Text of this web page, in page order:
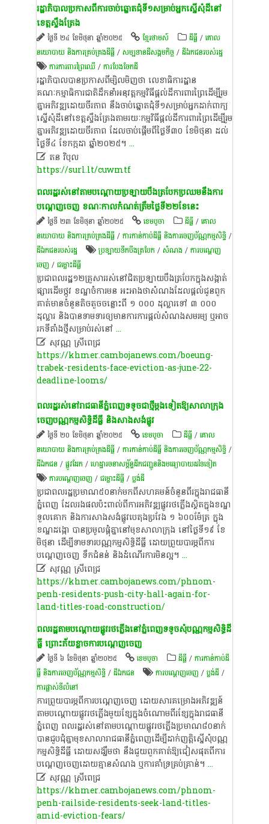
រដ្ឋាភិបាលប្រកាសពីការចាប់ឆ្នោតជុំទី១សម្រាប់អ្នកស្នើសុំដីនៅ
ខេត្តស្ទឹងត្រែង
ថ្ងៃទី ២៤ ខែមិថុនា ឆ្នាំ២០២៥ ខ្មែរថាមស៍ ដីធ្លី/គោល
នយោបាយ និង​ការគ្រប់គ្រង​ដីធ្លី/សម្បទានដីសង្គមកិច្ច/ដីឯកជនរបស់រដ្ឋ
ការការពារព្រៃឈើ/ការបែងចែកដី
រដ្ឋាភិបាលបានប្រកាសពីម្សិលមិញថា លេខាធិការដ្ឋាន
គណៈកម្មាធិការជាតិដឹកនាំអនុវត្តកម្មវិធីផ្ដល់ដីការពារព្រៃដើម្បីរួម
គ្នាអភិវឌ្ឍដោយចីរភាព នឹងចាប់ឆ្នោតជុំទី១សម្រាប់អ្នកដាក់ពាក្យ
ស្នើសុំដីនៅខេត្តស្ទឹងត្រែងតាមរយៈកម្មវិធីផ្ដល់ដីការពារព្រៃដើម្បីរួម
គ្នាអភិវឌ្ឍដោយចីរភាព ដែលចាប់ផ្ដើមពីថ្ងៃទី៣០ ខែមិថុនា ដល់
ថ្ងៃទី៤ ខែកក្កដា ឆ្នាំ២០២៥។ ...
តន វិបុល
https://surl.lt/cuwmtf
ពល​រដ្ឋរស់នៅ​តាមបណ្ដោយ​ប្រឡាយបឹង​ត្របែកប្រឈមនឹងការ
បណ្ដេញចេញ ខណៈកាលកំណត់ត្រឹមថ្ងៃទី២២ខែនេះ
ថ្ងៃទី ២៣ ខែមិថុនា ឆ្នាំ២០២៥ ខេ​ម​បូ​ចា ដីធ្លី/គោល
នយោបាយ និង​ការគ្រប់គ្រង​ដីធ្លី/ការកាន់កាប់​ដីធ្លី និង​ការចេញ​ប័ណ្ណកម្មសិទ្ធិ​/
ដីឯកជនរបស់រដ្ឋ
ប្រឡាយ​ទឹក​បឹង​ត្របែក​/សំណង /ការបណ្តេញ
ចេញ /ជម្លោះ​ដីធ្លី
ប្រជាពល​រដ្ឋ​១២​គ្រួសារ​រស់​នៅ​ជិត​ប្រឡាយ​បឹង​ត្របែក​ក្នុង​សង្កាត់​
ផ្សារ​ដើម​ថ្កូវ ខណ្ឌចំការមន អះអាងថា​សំណង​ដែល​ផ្ដល់ជូនពួក​
គាត់​មាន​ចំនួន​តិច​តួច​ចន្លោះពី ​១ ០០០​ ដុល្លារ​ទៅ ​៣ ០០០​
ដុល្លារ និង​បាន​ទាមទារ​ឲ្យ​មានការ​ការ​ផ្ដល់​សំណង​សមរម្យ ឬ​អាច​
រក​ទី​តាំង​ថ្មី​សម្រាប់​រស់​នៅ ...
សុវណ្ណ ស្រីពេជ្រ
https://khmer.cambojanews.com/boeung-
trabek-residents-face-eviction-as-june-22-
deadline-looms/
ពលរដ្ឋ​រស់នៅរាជធានី​ភ្នំពេញទទូចជាថ្មីម្ដងទៀត​ឱ្យសាលាក្រុង​
ចេញ​បណ្ណកម្មសិទ្ធិ​ដីធ្លី និង​សាងសង់​ផ្លូវ
ថ្ងៃទី ២០ ខែមិថុនា ឆ្នាំ២០២៥ ខេ​ម​បូ​ចា ដីធ្លី/គោល
នយោបាយ និង​ការគ្រប់គ្រង​ដីធ្លី/ការកាន់កាប់​ដីធ្លី និង​ការចេញ​ប័ណ្ណកម្មសិទ្ធិ​/
ដីឯកជន /ផ្លូវដែក/ហេដ្ឋារចនាសម្ព័ន្ធដឹកជញ្ជូននិងមធ្យោបាយដទៃទៀត
ការបណ្តេញចេញ /ជម្លោះ​ដីធ្លី/ប្លង់ដី
ប្រជាពលរដ្ឋប្រមាណ៥០នាក់មកពីសហគមន៍ចំនួនពីរក្នុងរាជធានី
ភ្នំពេញ ដែលរងផលប៉ះពាល់ពីការអភិវឌ្ឍផ្លូវរថភ្លើងស្ថិតក្នុងខណ្ឌ
ទួលគោក និងការសាងសង់ផ្លូវបេតុងប្រវែង ១ ៦០០ម៉ែត្រ ក្នុង
ខណ្ឌដង្កោ បានប្រមូលផ្តុំគ្នានៅមុខសាលាក្រុង នៅថ្ងៃទី១៩ ខែ
មិថុនា ដើម្បីទាមទារបណ្ណកម្មសិទ្ធិដីធ្លី ដោយព្រួយបារម្ភពីការ
បណ្តេញចេញ ទឹកជំនន់ និងដំណើរការមិនល្អ។ ...
សុវណ្ណ ស្រីពេជ្រ
https://khmer.cambojanews.com/phnom-
penh-residents-push-city-hall-again-for-
land-titles-road-construction/
ពលរដ្ឋតាមបណ្តោយផ្លូវរថភ្លើងនៅភ្នំពេញទទូចសុំបណ្ណកម្មសិទ្ធិដី
ធ្លី ព្រោះភ័យខ្លាចការ​បណ្តេញ​ចេញ
ថ្ងៃទី ៦ ខែមិថុនា ឆ្នាំ២០២៥ ខេ​ម​បូ​ចា ដីធ្លី/ការកាន់កាប់​ដី
ធ្លី និង​ការចេញ​ប័ណ្ណកម្មសិទ្ធិ​/ដីឯកជន ការបណ្តេញចេញ /ប្លង់ដី/
ការផ្លាស់ទីលំនៅ
ការព្រួយបារម្ភពីការបណ្ដេញចេញ ដោយសារគម្រោងអភិវឌ្ឍន៍
តាមបណ្ដោយផ្លូវរថភ្លើងមួយខ្សែក្នុងចំណោមពីរខ្សែក្នុងរាជធានី
ភ្នំពេញ ពលរដ្ឋរស់នៅតាមបណ្តោយផ្លូវរថភ្លើងប្រមាណ៨០នាក់
បានជួបជុំគ្នាមុខសាលារាជធានីភ្នំពេញដើម្បីដាក់ញត្តិស្នើ​សុំ​បណ្ណ
កម្មសិទ្ធិដីធ្លី ដោយសង្ឃឹមថា នឹងជួយពួកគាត់ឱ្យជៀសផុតពីការ
បណ្តេញចេញដោយគ្មានសំណង ឬការគាំទ្រគ្រប់គ្រាន់។ ...
សុវណ្ណ ស្រីពេជ្រ
https://khmer.cambojanews.com/phnom-
penh-railside-residents-seek-land-titles-
amid-eviction-fears/